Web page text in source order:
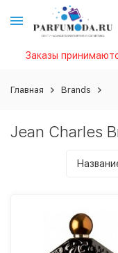
Заказы
Главная Brands
Jean Charles